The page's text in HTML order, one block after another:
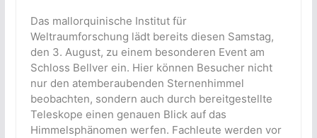
Das mallorquinische Institut für
Weltraumforschung lädt bereits diesen Samstag,
den 3. August, zu einem besonderen Event am
Schloss Bellver ein. Hier können Besucher nicht
nur den atemberaubenden Sternenhimmel
beobachten, sondern auch durch bereitgestellte
Teleskope einen genauen Blick auf das
Himmelsphänomen werfen. Fachleute werden vor